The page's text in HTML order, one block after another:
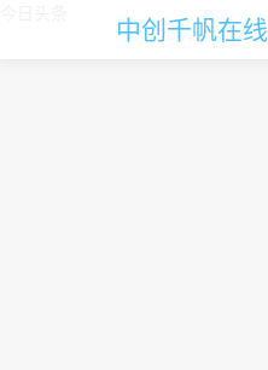
中创千帆在线